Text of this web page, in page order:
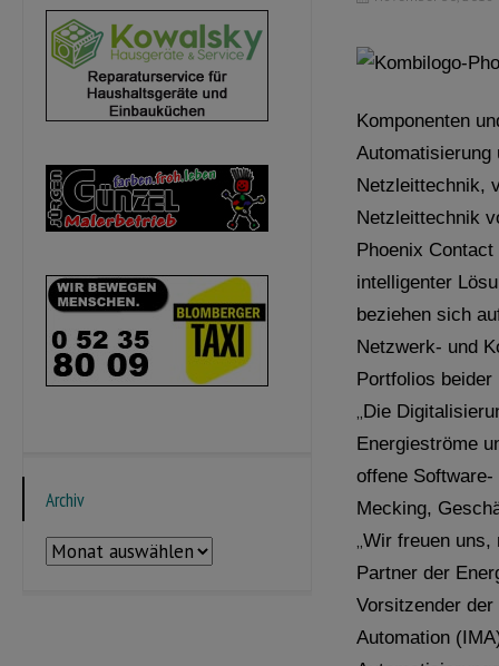
Komponenten
Netzleittechnik,
Netzleittechnik
Phoenix
intelligenter
beziehen sich
Netzwerk- und
Portfolios beider
„Die
Energieströme
offene
Mecking,
„Wir freuen uns,
Partner der
Vorsitzender der
Automation
Archiv
Archiv